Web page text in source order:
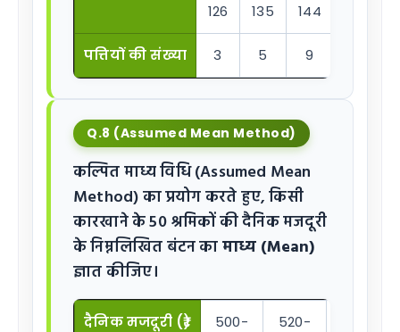
126
135
144
पत्तियों की संख्या 3 5 9
Q.8 (Assumed Mean Method)
कल्पित माध्य विधि (Assumed Mean
Method) का प्रयोग करते हुए, किसी
कारखाने के 50 श्रमिकों की दैनिक मजदूरी
के निम्नलिखित बंटन कामाध्य (Mean)
ज्ञात कीजिए।
दैनिक मजदूरी (₹)
500-
520-